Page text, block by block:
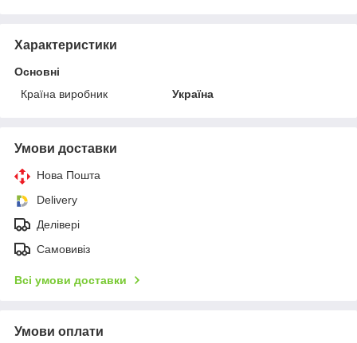
Характеристики
Основні
Країна виробник
Україна
Умови доставки
Нова Пошта
Delivery
Делівері
Самовивіз
Всі умови доставки
Умови оплати